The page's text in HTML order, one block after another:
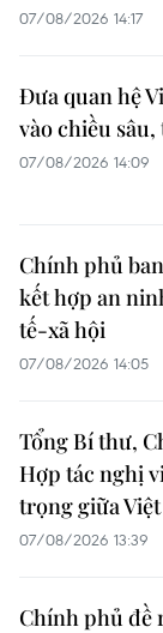
07/08/2026 14:17
Đưa quan hệ
vào chiều
07/08/2026 14:09
Chính phủ
kết hợp an
tế-xã hội
07/08/2026 14:05
Tổng Bí thư,
Hợp tác nghị
trọng giữa
07/08/2026 13:39
Chính phủ đề